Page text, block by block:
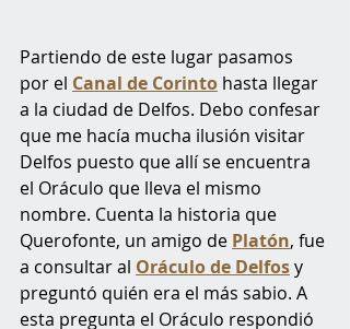
Partiendo de este lugar pasamos
por el Canal de Corinto hasta llegar
a la ciudad de Delfos. Debo confesar
que me hacía mucha ilusión visitar
Delfos puesto que allí se encuentra
el Oráculo que lleva el mismo
nombre. Cuenta la historia que
Querofonte, un amigo de Platón, fue
a consultar al Oráculo de Delfos y
preguntó quién era el más sabio. A
esta pregunta el Oráculo respondió